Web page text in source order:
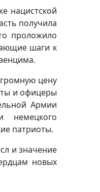
нацистской
получила
проложило
шаги к
цену
и офицеры
Армии
немецкого
патриоты.
и значение
новых